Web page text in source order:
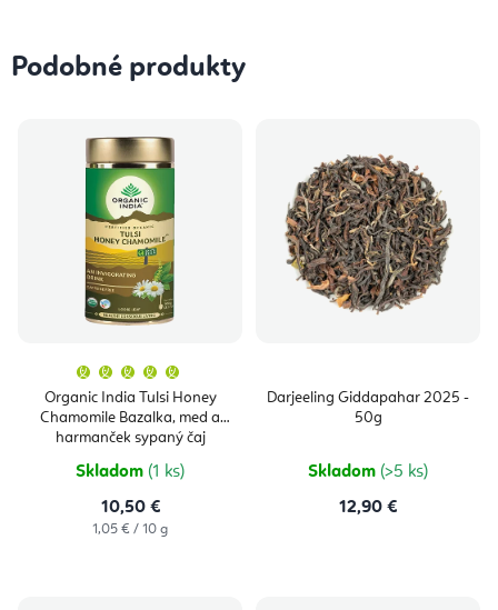
Podobné produkty
Organic India Tulsi Honey
Chamomile Bazalka, med a
harmanček sypaný čaj
produktu
je
5,0
z
5
Skladom (1 ks)
10,50 €
Jednotková
1,05 € / 10 g
Darjeeling Giddapahar 2025 -
50g
Skladom (>5 ks)
12,90 €